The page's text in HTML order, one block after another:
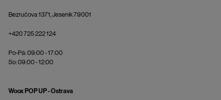
Bezručova 1371, Jeseník 79001
+420 725 222 124
Po-Pá: 09:00 - 17:00
So: 09:00 - 12:00
Woox POP UP - Ostrava